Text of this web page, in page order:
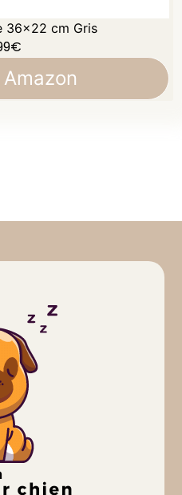
36x22 cm Gris
€